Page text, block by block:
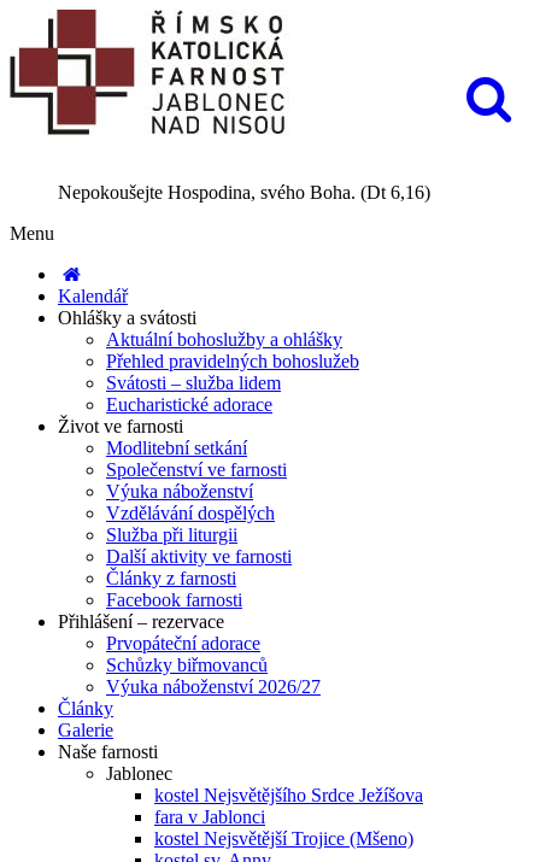
Nepokoušejte Hospodina, svého Boha. (Dt 6,16)
Menu
Kalendář
Ohlášky a svátosti
Aktuální bohoslužby a ohlášky
Přehled pravidelných bohoslužeb
Svátosti – služba lidem
Eucharistické adorace
Život ve farnosti
Modlitební setkání
Společenství ve farnosti
Výuka náboženství
Vzdělávání dospělých
Služba při liturgii
Další aktivity ve farnosti
Články z farnosti
Facebook farnosti
Přihlášení – rezervace
Prvopáteční adorace
Schůzky biřmovanců
Výuka náboženství 2026/27
Články
Galerie
Naše farnosti
Jablonec
kostel Nejsvětějšího Srdce Ježíšova
fara v Jablonci
kostel Nejsvětější Trojice (Mšeno)